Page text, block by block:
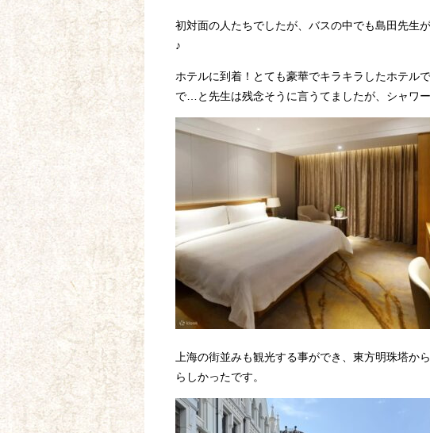
初対面の人たちでしたが、バスの中でも島田先生
♪
ホテルに到着！とても豪華でキラキラしたホテル
で…と先生は残念そうに言うてましたが、シャワ
上海の街並みも観光する事ができ、東方明珠塔か
らしかったです。